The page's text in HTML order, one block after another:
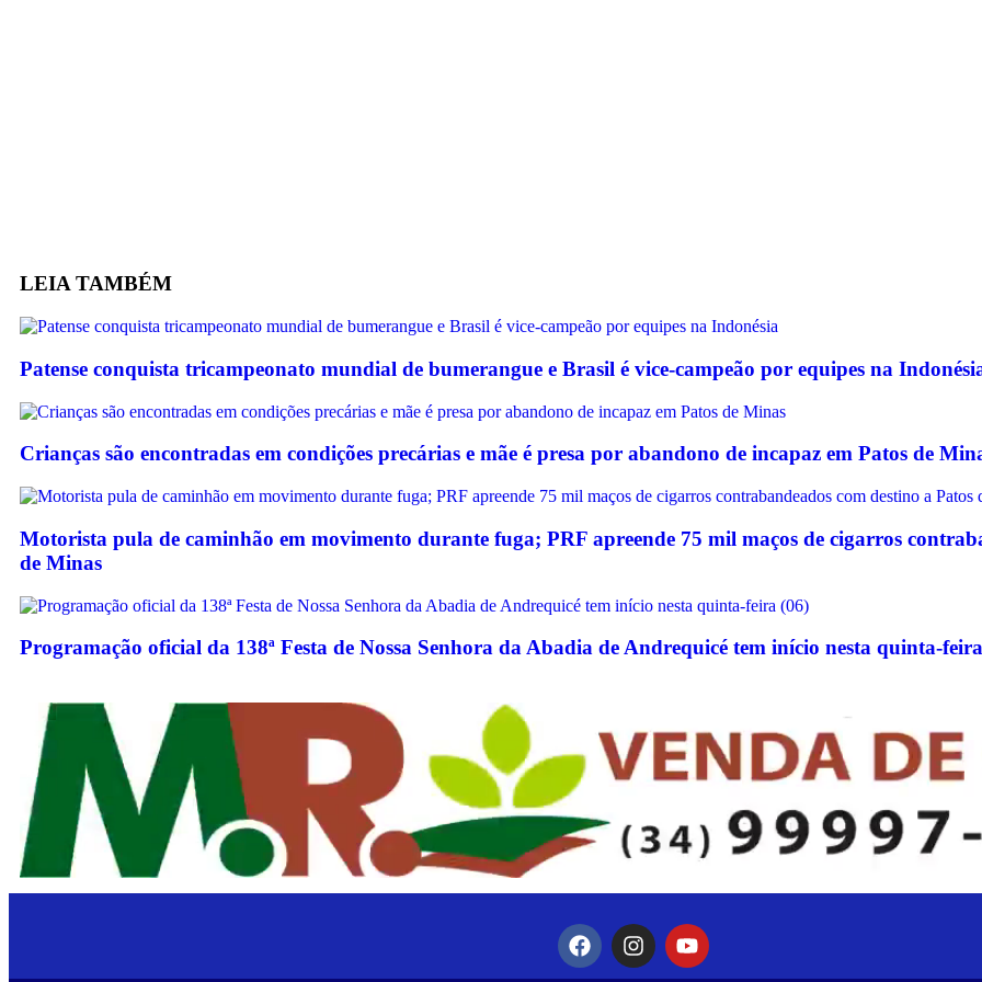
LEIATAMBÉM
Patense conquista tricampeonato mundial de bumerangue e Brasil é vice-campeão por equipes na
Crianças são encontradas em condições precárias e mãe é presa por abandono de incapaz em Patos de
Motorista pula de caminhão em movimento durante fuga; PRF apreende 75 mil maços de cigarros
de Minas
Programação oficial da 138ª Festa de Nossa Senhora da Abadia de Andrequicé tem início nesta quinta-